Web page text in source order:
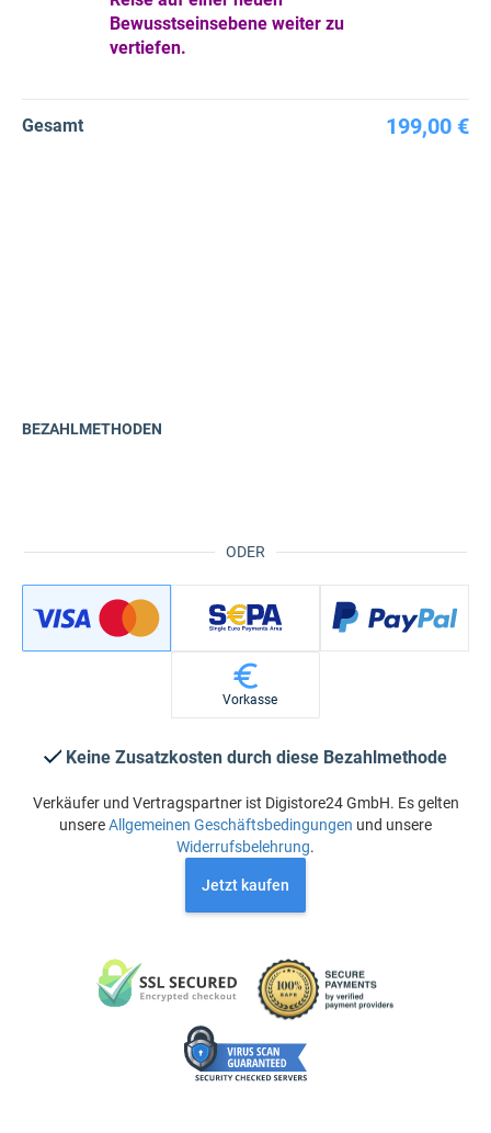
Bewusstseinsebene weiter zu
vertiefen.
Gesamt 199,00 €
ODER
BEZAHLMETHODEN
Vorkasse
Keine Zusatzkosten durch diese Bezahlmethode
Verkäufer und Vertragspartner ist Digistore24 GmbH. Es gelten
unsereAllgemeinen Geschäftsbedingungen und unsere
Widerrufsbelehrung.
Jetzt kaufen